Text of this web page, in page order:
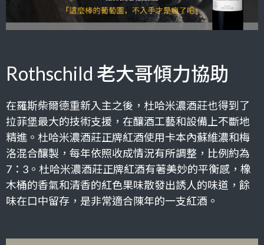
Rothschild 老大哥傾力協助
在羅斯柴爾德重新入主之後，杜哈米濃酒莊也得到了
拉菲堡最大的技術支援，在釀酒工藝和設備上不斷地
精進。杜哈米濃酒莊正牌紅酒使用卡本內蘇維濃和梅
洛混合釀製，每年依照收成情況有所調整，比例約為
7：3。杜哈米濃酒莊正牌紅酒有著美妙的平衡感，橡
木桶的香氣和清香的紅色果味散發出誘人的味道，餘
味在口中留存，是非常適合陳年的一支紅酒。